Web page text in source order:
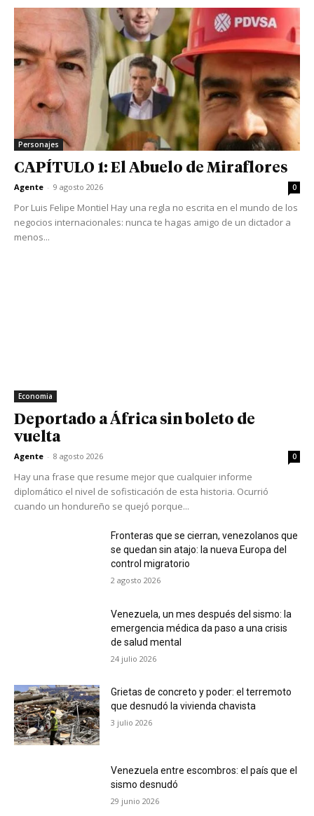
Personajes
CAPÍTULO 1: El Abuelo de Miraflores
Agente - 9 agosto 2026 0
Por Luis Felipe Montiel Hay una regla no escrita en el mundo de los
negocios internacionales: nunca te hagas amigo de un dictador a
menos...
Economia
Deportado a África sin boleto de
vuelta
Agente - 8 agosto 2026 0
Hay una frase que resume mejor que cualquier informe
diplomático el nivel de sofisticación de esta historia. Ocurrió
cuando un hondureño se quejó porque...
Fronteras que se cierran, venezolanos que
se quedan sin atajo: la nueva Europa del
control migratorio
2 agosto 2026
Venezuela, un mes después del sismo: la
emergencia médica da paso a una crisis
de salud mental
24 julio 2026
Grietas de concreto y poder: el terremoto
que desnudó la vivienda chavista
3 julio 2026
Venezuela entre escombros: el país que el
sismo desnudó
29 junio 2026